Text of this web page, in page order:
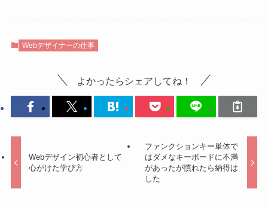
Webデザイナーの仕事
よかったらシェアしてね！
Webデザイン初心者として
心がけた学び方
ファンクションキー単体で
はダメなキーボードに不満
があったが慣れたら納得は
した